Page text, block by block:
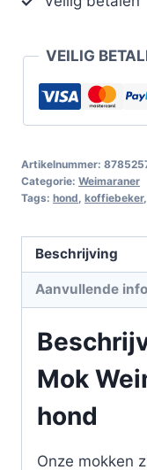
VEILIG
Artikelnummer:
Categorie: Weimaraner
Tags: hond koffiebeker,
Beschrijving
Aanvullende
Mok
hond
Onze mokken